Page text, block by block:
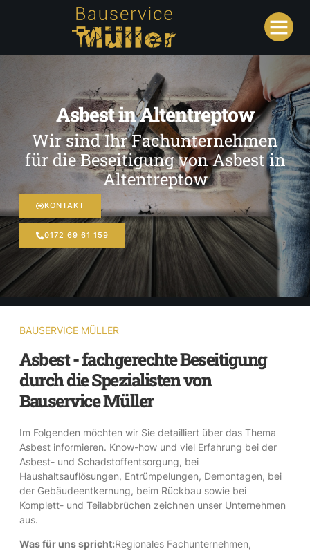
Asbest in Altentreptow
Wir sind Ihr Fachunternehmen
für die Beseitigung von Asbest in
Altentreptow
KONTAKT
0172 69 61 159
BAUSERVICE MÜLLER
Asbest - fachgerechte Beseitigung
durch die Spezialisten von
Bauservice Müller
Im Folgenden möchten wir Sie detailliert über das Thema
Asbest informieren. Know-how und viel Erfahrung bei der
Asbest- und Schadstoffentsorgung, bei
Haushaltsauflösungen, Entrümpelungen, Demontagen, bei
der Gebäudeentkernung, beim Rückbau sowie bei
Komplett- und Teilabbrüchen zeichnen unser Unternehmen
aus.
Was für uns spricht:Regionales Fachunternehmen,